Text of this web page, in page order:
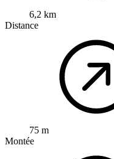
6,2 km
Distance
75 m
Montée